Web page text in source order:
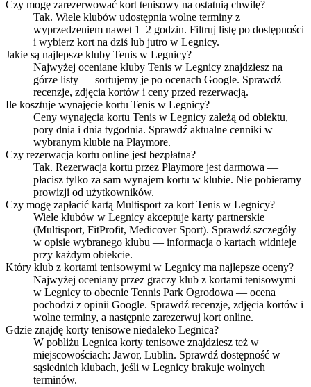
Czy mogę zarezerwować kort tenisowy na ostatnią chwilę?
Tak. Wiele klubów udostępnia wolne terminy z
wyprzedzeniem nawet 1–2 godzin. Filtruj listę po dostępności
i wybierz kort na dziś lub jutro w Legnicy.
Jakie są najlepsze kluby Tenis w Legnicy?
Najwyżej oceniane kluby Tenis w Legnicy znajdziesz na
górze listy — sortujemy je po ocenach Google. Sprawdź
recenzje, zdjęcia kortów i ceny przed rezerwacją.
Ile kosztuje wynajęcie kortu Tenis w Legnicy?
Ceny wynajęcia kortu Tenis w Legnicy zależą od obiektu,
pory dnia i dnia tygodnia. Sprawdź aktualne cenniki w
wybranym klubie na Playmore.
Czy rezerwacja kortu online jest bezpłatna?
Tak. Rezerwacja kortu przez Playmore jest darmowa —
płacisz tylko za sam wynajem kortu w klubie. Nie pobieramy
prowizji od użytkowników.
Czy mogę zapłacić kartą Multisport za kort Tenis w Legnicy?
Wiele klubów w Legnicy akceptuje karty partnerskie
(Multisport, FitProfit, Medicover Sport). Sprawdź szczegóły
w opisie wybranego klubu — informacja o kartach widnieje
przy każdym obiekcie.
Który klub z kortami tenisowymi w Legnicy ma najlepsze oceny?
Najwyżej oceniany przez graczy klub z kortami tenisowymi
w Legnicy to obecnie Tennis Park Ogrodowa — ocena
pochodzi z opinii Google. Sprawdź recenzje, zdjęcia kortów i
wolne terminy, a następnie zarezerwuj kort online.
Gdzie znajdę korty tenisowe niedaleko Legnica?
W pobliżu Legnica korty tenisowe znajdziesz też w
miejscowościach: Jawor, Lublin. Sprawdź dostępność w
sąsiednich klubach, jeśli w Legnicy brakuje wolnych
terminów.